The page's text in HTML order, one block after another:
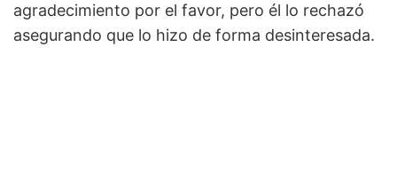
agradecimiento por el favor, pero él lo rechazó
asegurando que lo hizo de forma desinteresada.